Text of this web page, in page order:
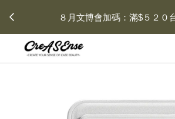
８月文博會加碼：滿$５２０